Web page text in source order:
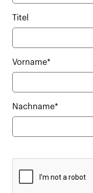
Titel
Vorname*
Nachname*